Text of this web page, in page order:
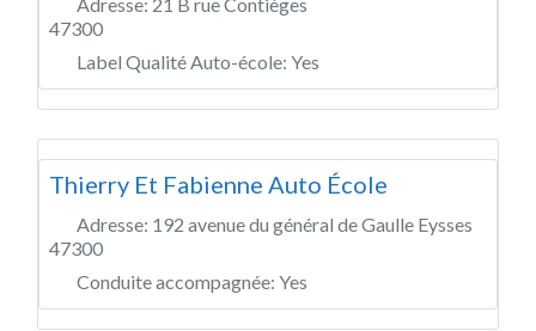
47300
Label Qualité Auto-école: Yes
Thierry Et Fabienne Auto École
Adresse: 192 avenue du général de Gaulle Eysses
47300
Conduite accompagnée: Yes